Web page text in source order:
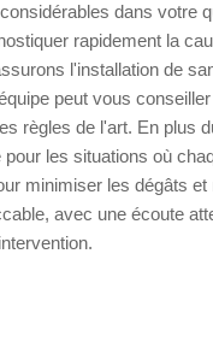
dans votre
rapidement la
l'installation de
peut vous
règles de l'art. En plus
les situations où
minimiser les dégâts
avec une écoute